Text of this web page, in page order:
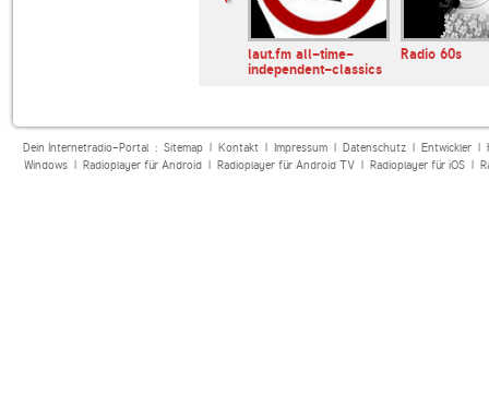
laut.fm all-time-
independent-classics
Radio 60s
Dein Internetradio-Portal : Sitemap| Kontakt| Impressum| Datenschutz| Entwickler|
Windows| Radioplayer für Android| Radioplayer für Android TV| Radioplayer für iOS|